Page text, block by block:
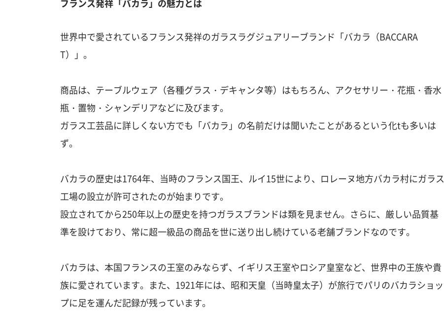
フランス発祥「バカラ」の魅力とは
世界中で愛されているフランス発祥のガラスラグジュアリーブランド「バカラ（BACCARA
T）」。
商品は、テーブルウェア（各種グラス・デキャンタ等）はもちろん、アクセサリー・花瓶・香水
瓶・置物・シャンデリアなどに及びます。
ガラス工芸品に詳しくない方でも「バカラ」の名前だけは聞いたことがあるという化tも多いは
ず。
バカラの歴史は1764年、当時のフランス国王、ルイ15世により、ロレーヌ地方バカラ村にガラス
工場の設立が許可されたのが始まりです。
設立されてから250年以上の歴史を持つガラスブランドは類を見ません。さらに、厳しい品質基
準を設けており、常に超一級品の商品を世に送り出し続けている老舗ブランドなのです。
バカラは、本国フランスの王室のみならず、イギリス王室やロシア皇室など、世界中の王族や貴
族に愛されています。また、1921年には、昭和天皇（当時皇太子）が旅行でパリのバカラショッ
プに足を運んだ記録が残っています。